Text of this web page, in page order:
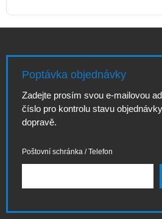
Poptávka objednávky
Zadejte prosím svou e-mailovou
číslo pro kontrolu stavu
dopravě.
Poštovní schránka / Telefon